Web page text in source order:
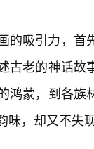
的吸引力，
古老的神话
鸿蒙，到各
味，却又不失